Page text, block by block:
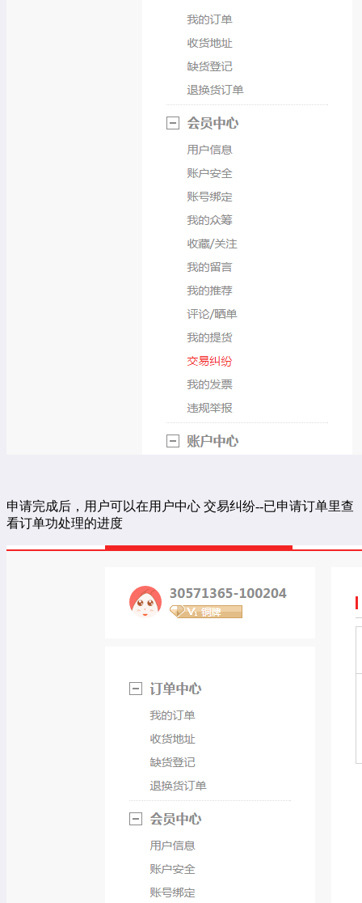
申请完成后，用户可以在用户中心 交易纠纷--已申请订单里查
看订单功处理的进度